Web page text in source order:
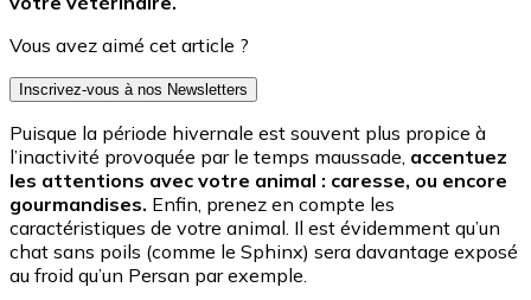
Vous avez aimé cet article ?
Inscrivez-vous à nos Newsletters
Puisque la période hivernale est souvent plus propice à
l’inactivité provoquée par le temps maussade, accentuez
les attentions avec votre animal : caresse, ou encore
gourmandises. Enfin, prenez en compte les
caractéristiques de votre animal. Il est évidemment qu’un
chat sans poils (comme le Sphinx) sera davantage exposé
au froid qu’un Persan par exemple.